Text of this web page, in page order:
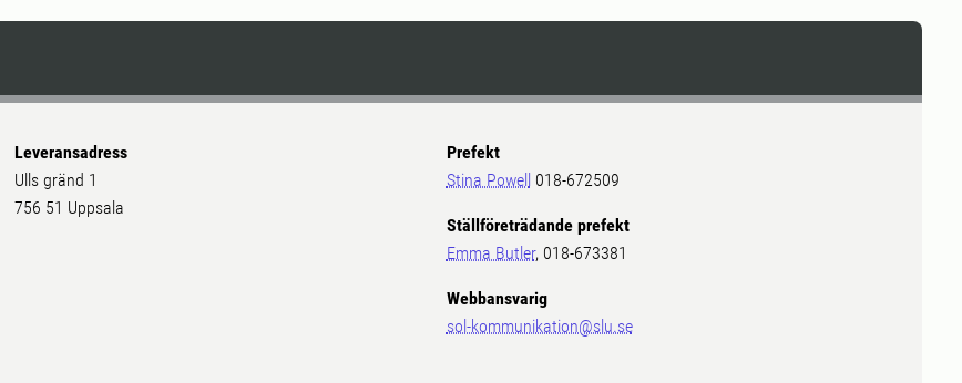
Leveransadress
Ulls gränd 1
756 51 Uppsala
Prefekt
Stina Powell 018-672509
Ställföreträdande prefekt
Emma Butler, 018-673381
Webbansvarig
sol-kommunikation@slu.se